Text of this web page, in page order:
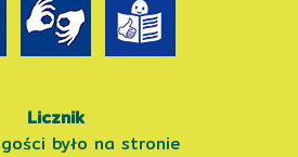
Licznik
było na stronie